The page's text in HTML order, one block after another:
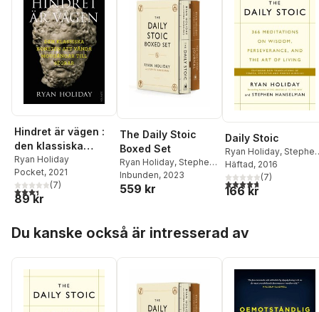
Hindret är vägen :
den klassiska
konsten att vända
motgångar till
segrar
Ryan Holiday
Pocket, 2021
3,4utav 5 stjärnor. Totalt antal röster:
(7)
89 kr
The Daily Stoic
Boxed Set
Ryan Holiday, Stephen
Hanselman
Inbunden, 2023
559 kr
Daily Stoic
Ryan Holiday, Stephen
Hanselman
Häftad, 2016
4,7utav 5 stjärnor.
(7)
166 kr
Du kanske också är intresserad av